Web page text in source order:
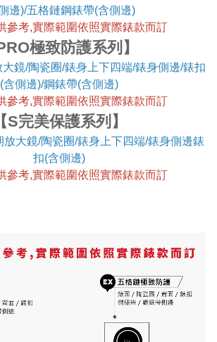
邊)/五格鏈鋼錶帶(含側邊)
參考,實際範圍依照實際錶款而訂
極致防護系列】
鏡/陶瓷圈/錶身上下四端/錶身側邊/錶扣
(含側邊)/鋼錶帶(含側邊)
參考,實際範圍依照實際錶款而訂
【S完美保護系列】
放大鏡/陶瓷圈/錶身上下四端/錶身側邊錶
扣(含側邊)
參考,實際範圍依照實際錶款而訂